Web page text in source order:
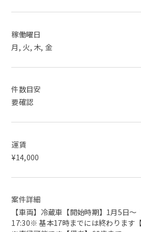
稼働曜日
月, 火, 木, 金
件数目安
要確認
運賃
¥14,000
案件詳細
【車両】冷蔵車【開始時期】1月5日
17:30※ 基本17時までには終わります